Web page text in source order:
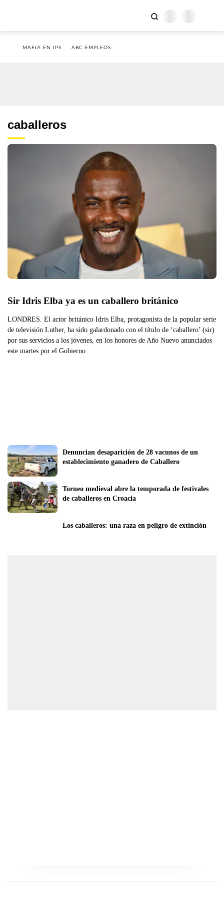
MAFIA EN IPS ABC EMPLEOS
caballeros
Sir Idris Elba ya es un caballero británico
LONDRES. El actor británico Idris Elba, protagonista de la popular serie
de televisión Luther, ha sido galardonado con el título de ‘caballero’ (sir)
por sus servicios a los jóvenes, en los honores de Año Nuevo anunciados
este martes por el Gobierno.
Denuncian desaparición de 28 vacunos de un
establecimiento ganadero de Caballero
Torneo medieval abre la temporada de festivales
de caballeros en Croacia
Los caballeros: una raza en peligro de extinción